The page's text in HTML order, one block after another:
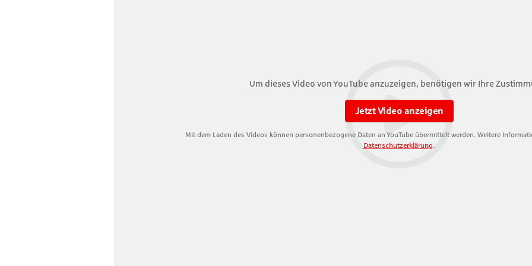
Um dieses Video von YouTube anzuzeigen, benötigen wir Ihre
Jetzt Video anzeigen
Mit dem Laden des Videos können personenbezogene Daten an YouTube übermittelt werden. Weitere
Datenschutzerklärung.